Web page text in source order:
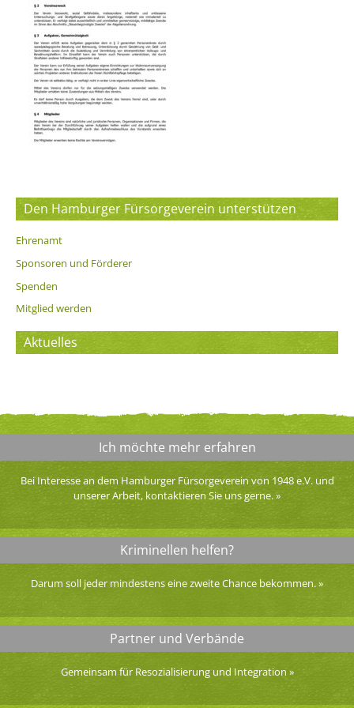
Den Hamburger Fürsorgeverein unterstützen
Ehrenamt
Sponsoren und Förderer
Spenden
Mitglied werden
Aktuelles
Ich möchte mehr erfahren
Bei Interesse an dem Hamburger Fürsorgeverein von 1948 e.V. und
unserer Arbeit, kontaktieren Sie uns gerne.»
Kriminellen helfen?
Darum soll jeder mindestens eine zweite Chance bekommen.»
Partner und Verbände
Gemeinsam für Resozialisierung und Integration »